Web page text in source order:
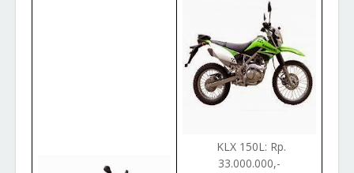
KLX 150L: Rp.
33.000.000,-